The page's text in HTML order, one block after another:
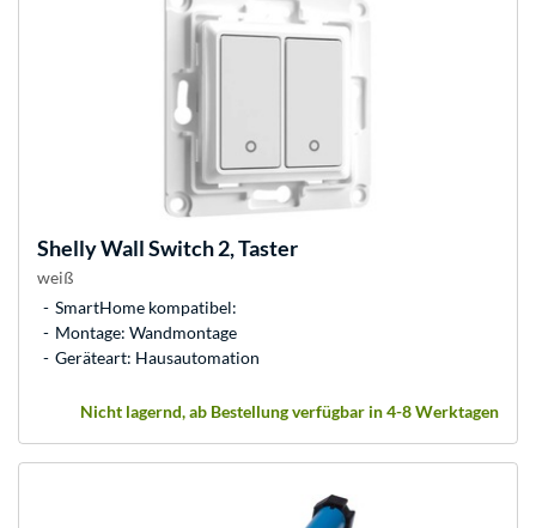
ShellyWall Switch 2, Taster
weiß
SmartHome kompatibel:
Montage: Wandmontage
Geräteart: Hausautomation
Nicht lagernd, ab Bestellung verfügbar in 4-8 Werktagen